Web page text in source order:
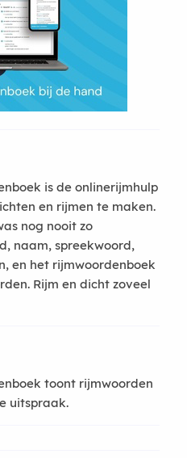
is de onlinerijmhulp
en rijmen te maken.
nog nooit zo
naam, spreekwoord,
en het rijmwoordenboek
Rijm en dicht zoveel
toont rijmwoorden
uitspraak.